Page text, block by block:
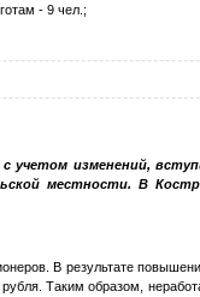
- 9 чел.;
учетом изменений,
местности. В
В результате
Таким образом,